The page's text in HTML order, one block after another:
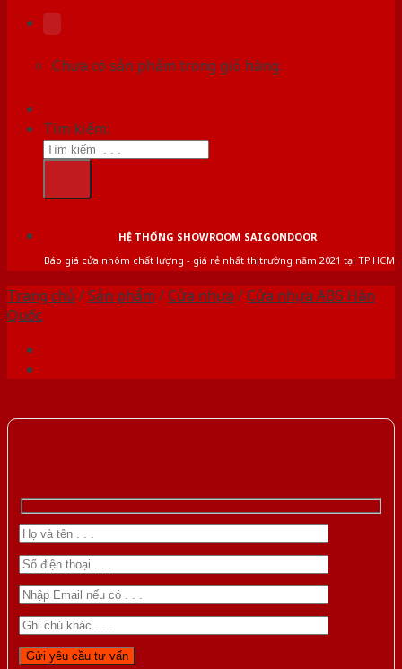
Chưa có sản phẩm trong giỏ hàng.
Tìm kiếm:
HỆ THỐNG SHOWROOM SAIGONDOOR
Báo giá cửa nhôm chất lượng - giá rẻ nhất thị trường năm 2021 tại TP.HCM
Trang chủ /Sản phẩm /Cửa nhựa /Cửa nhựa ABS Hàn
Quốc